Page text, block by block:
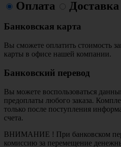
Оплата Доставка
Банковская карта
Вы сможете оплатить стоимость
карты в офисе нашей компании.
Банковский перевод
Вы можете воспользоваться
предоплаты любого заказа.
только после поступления
счета.
ВНИМАНИЕ ! При банковском
комиссию за перемещение